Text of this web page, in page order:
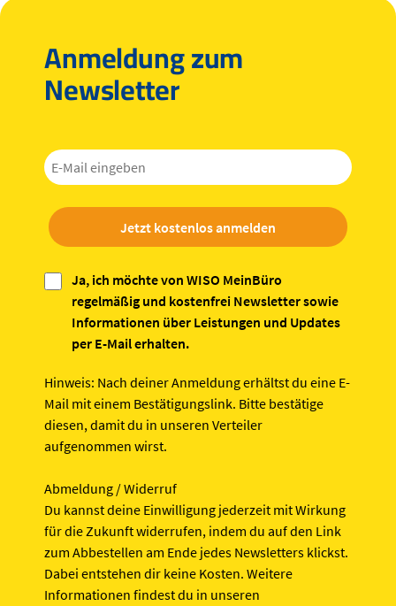
Anmeldung zum
Newsletter
Ja, ich möchte von WISO MeinBüro
regelmäßig und kostenfrei Newsletter sowie
Informationen über Leistungen und Updates
per E-Mail erhalten.
Jetzt kostenlos anmelden
Hinweis: Nach deiner Anmeldung erhältst du eine E-
Mail mit einem Bestätigungslink. Bitte bestätige
diesen, damit du in unseren Verteiler
aufgenommen wirst.
Abmeldung / Widerruf
Du kannst deine Einwilligung jederzeit mit Wirkung
für die Zukunft widerrufen, indem du auf den Link
zum Abbestellen am Ende jedes Newsletters klickst.
Dabei entstehen dir keine Kosten. Weitere
Informationen findest du in unseren